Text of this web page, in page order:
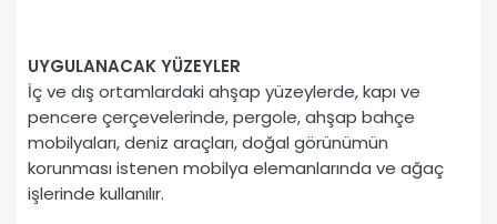
UYGULANACAK YÜZEYLER
İç ve dış ortamlardaki ahşap yüzeylerde, kapı ve
pencere çerçevelerinde, pergole, ahşap bahçe
mobilyaları, deniz araçları, doğal görünümün
korunması istenen mobilya elemanlarında ve ağaç
işlerinde kullanılır.